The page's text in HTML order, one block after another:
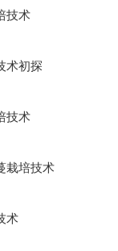
技术
术初探
技术
栽培技术
术